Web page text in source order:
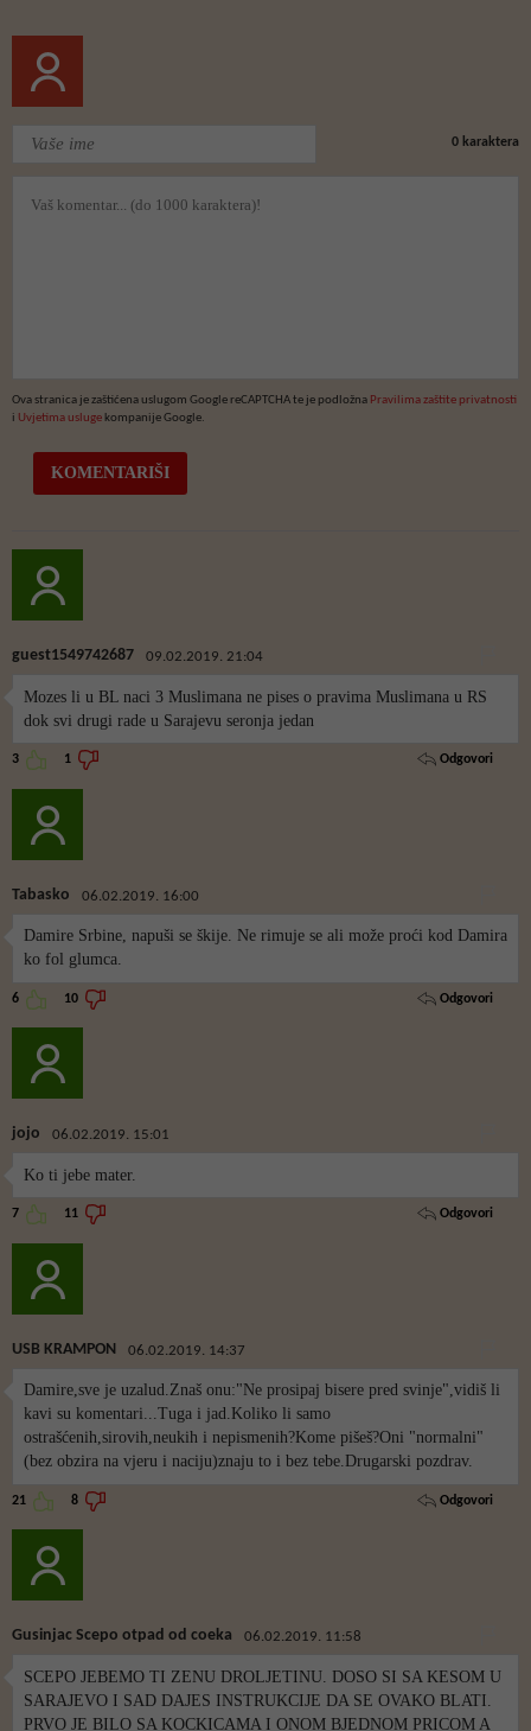
0 karaktera
Ova stranica je zaštićena uslugom Google reCAPTCHA te je podložna Pravilima zaštite privatnosti
i Uvjetima usluge kompanije Google.
guest1549742687 09.02.2019. 21:04
Mozes li u BL naci 3 Muslimana ne pises o pravima Muslimana u RS
dok svi drugi rade u Sarajevu seronja jedan
3 1 Odgovori
Tabasko 06.02.2019. 16:00
Damire Srbine, napuši se škije. Ne rimuje se ali može proći kod Damira
ko fol glumca.
6 10 Odgovori
jojo 06.02.2019. 15:01
Ko ti jebe mater.
7 11 Odgovori
USB KRAMPON 06.02.2019. 14:37
Damire,sve je uzalud.Znaš onu:"Ne prosipaj bisere pred svinje",vidiš li
kavi su komentari...Tuga i jad.Koliko li samo
ostrašćenih,sirovih,neukih i nepismenih?Kome pišeš?Oni "normalni"
(bez obzira na vjeru i naciju)znaju to i bez tebe.Drugarski pozdrav.
21 8 Odgovori
Gusinjac Scepo otpad od coeka 06.02.2019. 11:58
SCEPO JEBEMO TI ZENU DROLJETINU. DOSO SI SA KESOM U
SARAJEVO I SAD DAJES INSTRUKCIJE DA SE OVAKO BLATI.
PRVO JE BILO SA KOCKICAMA I ONOM BJEDNOM PRICOM A